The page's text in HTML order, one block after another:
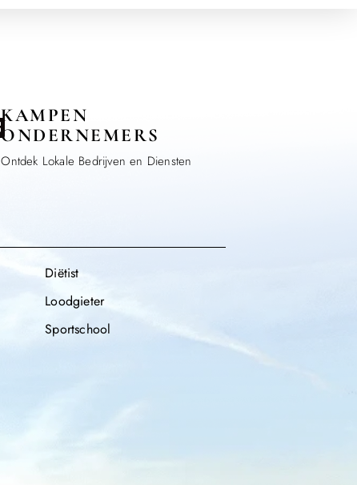
KAMPEN
ONDERNEMERS
Ontdek Lokale Bedrijven en Diensten
Diëtist
Loodgieter
Sportschool